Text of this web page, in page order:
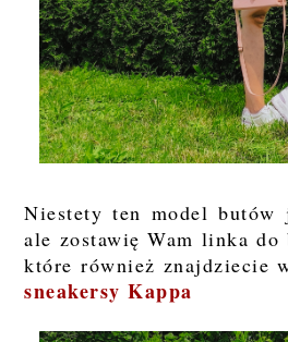
Niestety ten model butów
ale zostawię Wam linka do
które również znajdziecie
sneakersy Kappa